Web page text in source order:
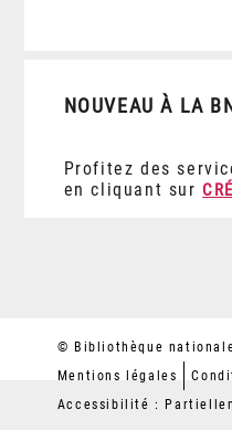
NOUVEAU À LA
Profitez des
en cliquant sur
© Bibliothèque
Mentions légales
Accessibilité :